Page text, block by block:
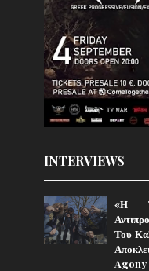
INTERVIEWS
«Η
Του
Agony